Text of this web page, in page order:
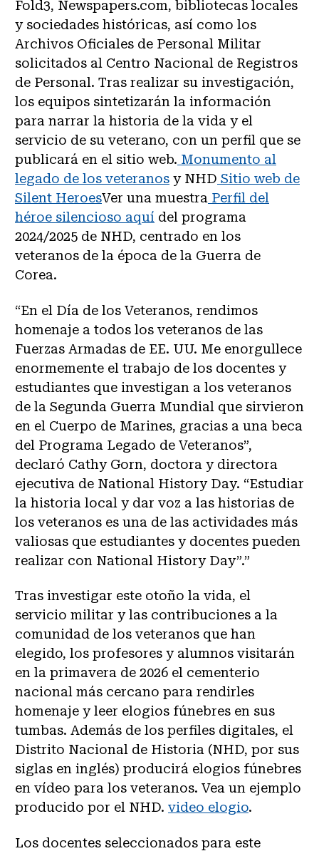
Fold3, Newspapers.com, bibliotecas locales
y sociedades históricas, así como los
Archivos Oficiales de Personal Militar
solicitados al Centro Nacional de Registros
de Personal. Tras realizar su investigación,
los equipos sintetizarán la información
para narrar la historia de la vida y el
servicio de su veterano, con un perfil que se
publicará en el sitio web. Monumento al
legado de los veteranos y NHD Sitio web de
Silent HeroesVer una muestra Perfil del
héroe silencioso aquí del programa
2024/2025 de NHD, centrado en los
veteranos de la época de la Guerra de
Corea.
“En el Día de los Veteranos, rendimos
homenaje a todos los veteranos de las
Fuerzas Armadas de EE. UU. Me enorgullece
enormemente el trabajo de los docentes y
estudiantes que investigan a los veteranos
de la Segunda Guerra Mundial que sirvieron
en el Cuerpo de Marines, gracias a una beca
del Programa Legado de Veteranos”,
declaró Cathy Gorn, doctora y directora
ejecutiva de National History Day. “Estudiar
la historia local y dar voz a las historias de
los veteranos es una de las actividades más
valiosas que estudiantes y docentes pueden
realizar con National History Day”.”
Tras investigar este otoño la vida, el
servicio militar y las contribuciones a la
comunidad de los veteranos que han
elegido, los profesores y alumnos visitarán
en la primavera de 2026 el cementerio
nacional más cercano para rendirles
homenaje y leer elogios fúnebres en sus
tumbas. Además de los perfiles digitales, el
Distrito Nacional de Historia (NHD, por sus
siglas en inglés) producirá elogios fúnebres
en vídeo para los veteranos. Vea un ejemplo
producido por el NHD. video elogio.
Los docentes seleccionados para este